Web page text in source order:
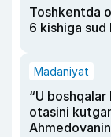
Toshkentda
6 kishiga sud
Madaniyat
“U
otasini